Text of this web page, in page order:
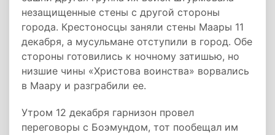
незащищенные стены с другой стороны
города. Крестоносцы заняли стены Маары 11
декабря, а мусульмане отступили в город. Обе
стороны готовились к ночному затишью, но
низшие чины «Христова воинства» ворвались
в Маару и разграбили ее.
Утром 12 декабря гарнизон провел
переговоры с Боэмундом, тот пообещал им